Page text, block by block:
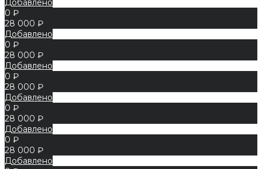
0 ₽
28 000 ₽
Добавлено
0 ₽
28 000 ₽
Добавлено
0 ₽
28 000 ₽
Добавлено
0 ₽
28 000 ₽
Добавлено
0 ₽
28 000 ₽
Добавлено